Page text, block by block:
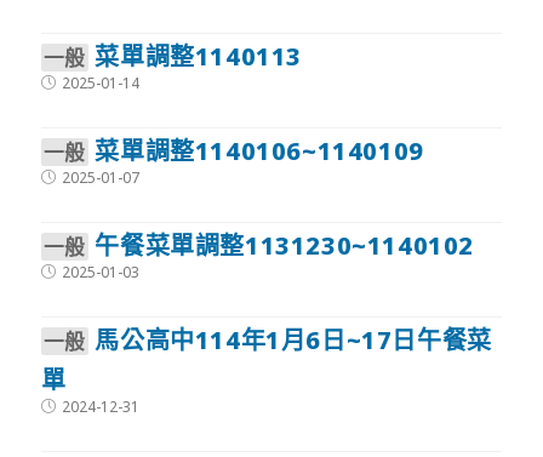
⼀般 菜單調整1140113
Post2025-01-14
⼀般 菜單調整1140106~1140109
Post2025-01-07
⼀般 午餐菜單調整1131230~1140102
Post2025-01-03
⼀般 馬公高中114年1月6日~17日午餐菜
單
Post2024-12-31